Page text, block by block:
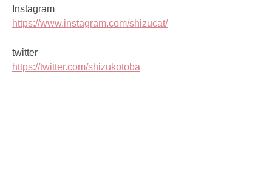
Instagram
https://www.instagram.com/shizucat/
twitter
https://twitter.com/shizukotoba